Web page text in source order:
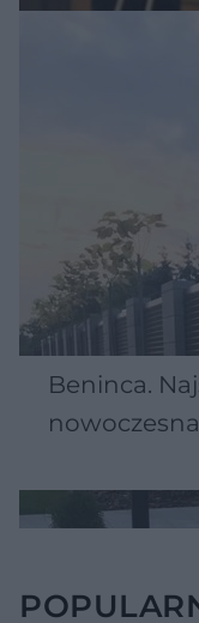
Beninca.